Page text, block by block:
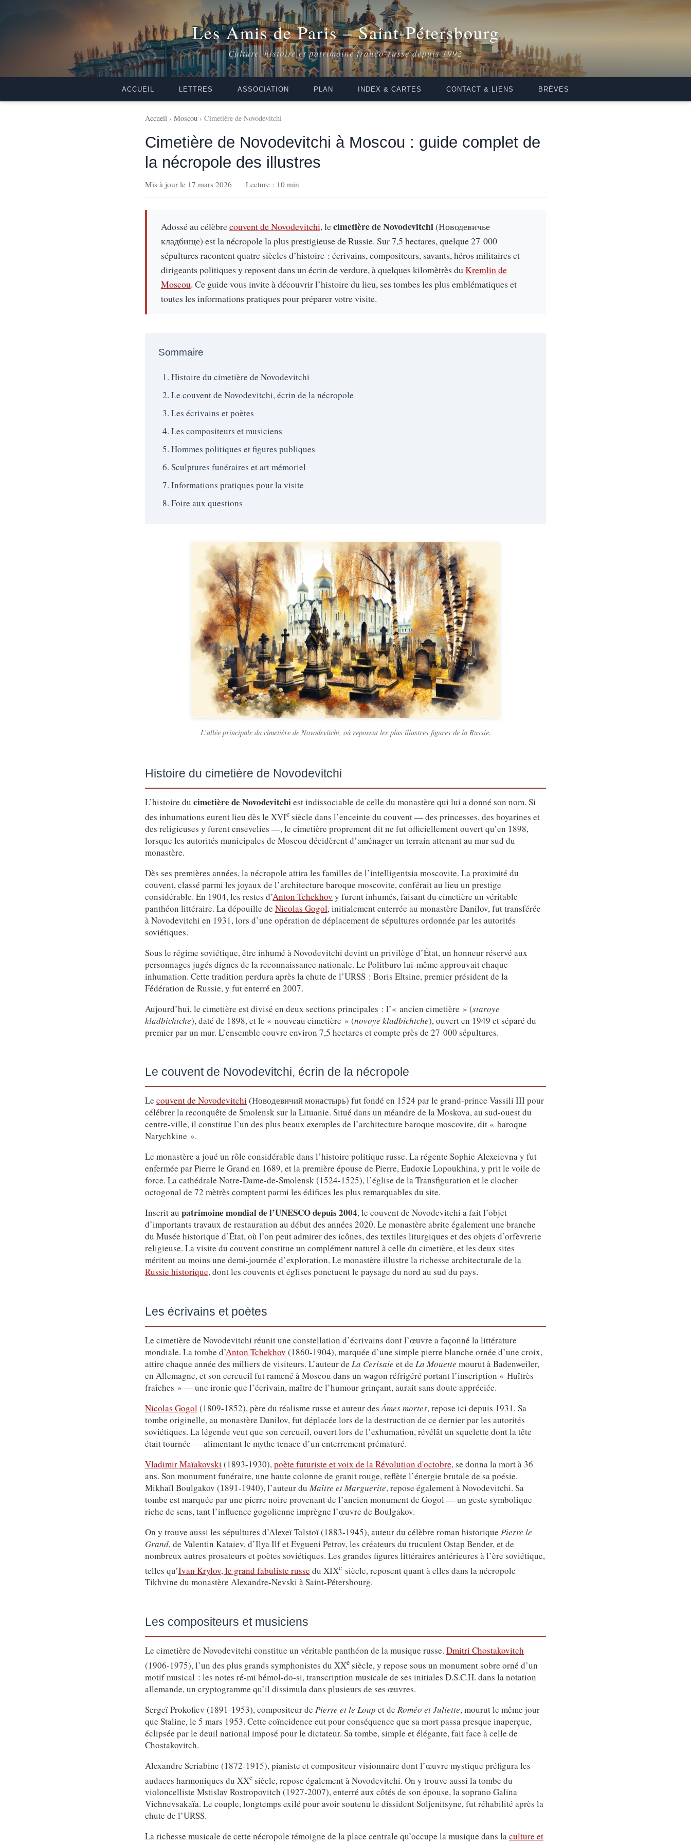
Les Amis de Paris – Saint-Pétersbourg
Culture, histoire et patrimoine franco-russe depuis 1992
ACCUEIL LETTRES ASSOCIATION PLAN INDEX & CARTES CONTACT & LIENS BRÈVES
Accueil › Moscou › Cimetière de Novodevitchi
Cimetière de Novodevitchi à Moscou : guide complet de
la nécropole des illustres
Mis à jour le 17 mars 2026 Lecture : 10 min
Adossé au célèbrecouvent de Novodevitchi, lecimetière de Novodevitchi(Новодевичье
кладбище) est la nécropole la plus prestigieuse de Russie. Sur 7,5 hectares, quelque 27 000
sépultures racontent quatre siècles d’histoire : écrivains, compositeurs, savants, héros militaires et
dirigeants politiques y reposent dans un écrin de verdure, à quelques kilomètrès du Kremlin de
Moscou. Ce guide vous invite à découvrir l’histoire du lieu, ses tombes les plus emblématiques et
toutes les informations pratiques pour préparer votre visite.
Sommaire
Histoire du cimetière de Novodevitchi
Le couvent de Novodevitchi, écrin de la nécropole
Les écrivains et poètes
Les compositeurs et musiciens
Hommes politiques et figures publiques
Sculptures funéraires et art mémoriel
Informations pratiques pour la visite
Foire aux questions
L’allée principale du cimetière de Novodevitchi, où reposent les plus illustres figures de la Russie.
Histoire du cimetière de Novodevitchi
L’histoire du cimetière de Novodevitchiest indissociable de celle du monastère qui lui a donné son nom. Si
des inhumations eurent lieu dès le XVIe siècle dans l’enceinte du couvent — des princesses, des boyarines et
des religieuses y furent ensevelies —, le cimetière proprement dit ne fut officiellement ouvert qu’en 1898,
lorsque les autorités municipales de Moscou décidèrent d’aménager un terrain attenant au mur sud du
monastère.
Dès ses premières années, la nécropole attira les familles de l’intelligentsia moscovite. La proximité du
couvent, classé parmi les joyaux de l’architecture baroque moscovite, conférait au lieu un prestige
considérable. En 1904, les restes d’Anton Tchekhov y furent inhumés, faisant du cimetière un véritable
panthéon littéraire. La dépouille de Nicolas Gogol, initialement enterrée au monastère Danilov, fut transférée
à Novodevitchi en 1931, lors d’une opération de déplacement de sépultures ordonnée par les autorités
soviétiques.
Sous le régime soviétique, être inhumé à Novodevitchi devint un privilège d’État, un honneur réservé aux
personnages jugés dignes de la reconnaissance nationale. Le Politburo lui-même approuvait chaque
inhumation. Cette tradition perdura après la chute de l’URSS : Boris Eltsine, premier président de la
Fédération de Russie, y fut enterré en 2007.
Aujourd’hui, le cimetière est divisé en deux sections principales : l’« ancien cimetière » (staroye
kladbichtche), daté de 1898, et le « nouveau cimetière » (novoye kladbichtche), ouvert en 1949 et séparé du
premier par un mur. L’ensemble couvre environ 7,5 hectares et compte près de 27 000 sépultures.
Le couvent de Novodevitchi, écrin de la nécropole
Le couvent de Novodevitchi (Новодевичий монастырь) fut fondé en 1524 par le grand-prince Vassili III pour
célébrer la reconquête de Smolensk sur la Lituanie. Situé dans un méandre de la Moskova, au sud-ouest du
centre-ville, il constitue l’un des plus beaux exemples de l’architecture baroque moscovite, dit « baroque
Narychkine ».
Le monastère a joué un rôle considérable dans l’histoire politique russe. La régente Sophie Alexeievna y fut
enfermée par Pierre le Grand en 1689, et la première épouse de Pierre, Eudoxie Lopoukhina, y prit le voile de
force. La cathédrale Notre-Dame-de-Smolensk (1524-1525), l’église de la Transfiguration et le clocher
octogonal de 72 mètrès comptent parmi les édifices les plus remarquables du site.
Inscrit au patrimoine mondial de l’UNESCO depuis 2004, le couvent de Novodevitchi a fait l’objet
d’importants travaux de restauration au début des années 2020. Le monastère abrite également une branche
du Musée historique d’État, où l’on peut admirer des icônes, des textiles liturgiques et des objets d’orfèvrerie
religieuse. La visite du couvent constitue un complément naturel à celle du cimetière, et les deux sites
méritent au moins une demi-journée d’exploration. Le monastère illustre la richesse architecturale de la
Russie historique, dont les couvents et églises ponctuent le paysage du nord au sud du pays.
Les écrivains et poètes
Le cimetière de Novodevitchi réunit une constellation d’écrivains dont l’œuvre a façonné la littérature
mondiale. La tombe d’Anton Tchekhov (1860-1904), marquée d’une simple pierre blanche ornée d’une croix,
attire chaque année des milliers de visiteurs. L’auteur de La Cerisaie et de La Mouette mourut à Badenweiler,
en Allemagne, et son cercueil fut ramené à Moscou dans un wagon réfrigéré portant l’inscription « Huîtrès
fraîches » — une ironie que l’écrivain, maître de l’humour grinçant, aurait sans doute appréciée.
Nicolas Gogol(1809-1852), père du réalisme russe et auteur desÂmes mortes, repose ici depuis 1931. Sa
tombe originelle, au monastère Danilov, fut déplacée lors de la destruction de ce dernier par les autorités
soviétiques. La légende veut que son cercueil, ouvert lors de l’exhumation, révélât un squelette dont la tête
était tournée — alimentant le mythe tenace d’un enterrement prématuré.
Vladimir Maïakovski (1893-1930),poète futuriste et voix de la Révolution d'octobre, se donna la mort à 36
ans. Son monument funéraire, une haute colonne de granit rouge, reflète l’énergie brutale de sa poésie.
Mikhaïl Boulgakov (1891-1940), l’auteur du Maître et Marguerite, repose également à Novodevitchi. Sa
tombe est marquée par une pierre noire provenant de l’ancien monument de Gogol — un geste symbolique
riche de sens, tant l’influence gogolienne imprègne l’œuvre de Boulgakov.
On y trouve aussi les sépultures d’Alexeï Tolstoï (1883-1945), auteur du célèbre roman historique Pierre le
Grand, de Valentin Kataiev, d’Ilya Ilf et Evgueni Petrov, les créateurs du truculent Ostap Bender, et de
nombreux autres prosateurs et poètes soviétiques. Les grandes figures littéraires antérieures à l’ère soviétique,
telles qu’Ivan Krylov, le grand fabuliste russe du XIXe siècle, reposent quant à elles dans la nécropole
Tikhvine du monastère Alexandre-Nevski à Saint-Pétersbourg.
Les compositeurs et musiciens
Le cimetière de Novodevitchi constitue un véritable panthéon de la musique russe. Dmitri Chostakovitch
(1906-1975), l’un des plus grands symphonistes du XXe siècle, y repose sous un monument sobre orné d’un
motif musical : les notes ré-mi bémol-do-si, transcription musicale de ses initiales D.S.C.H. dans la notation
allemande, un cryptogramme qu’il dissimula dans plusieurs de ses œuvres.
Sergeï Prokofiev (1891-1953), compositeur de Pierre et le Loup et de Roméo et Juliette, mourut le même jour
que Staline, le 5 mars 1953. Cette coïncidence eut pour conséquence que sa mort passa presque inaperçue,
éclipsée par le deuil national imposé pour le dictateur. Sa tombe, simple et élégante, fait face à celle de
Chostakovitch.
Alexandre Scriabine (1872-1915), pianiste et compositeur visionnaire dont l’œuvre mystique préfigura les
audaces harmoniques du XXe siècle, repose également à Novodevitchi. On y trouve aussi la tombe du
violoncelliste Mstislav Rostropovitch (1927-2007), enterré aux côtés de son épouse, la soprano Galina
Vichnevsakaïa. Le couple, longtemps exilé pour avoir soutenu le dissident Soljenitsyne, fut réhabilité après la
chute de l’URSS.
La richesse musicale de cette nécropole témoigne de la place centrale qu’occupe la musique dans laculture et